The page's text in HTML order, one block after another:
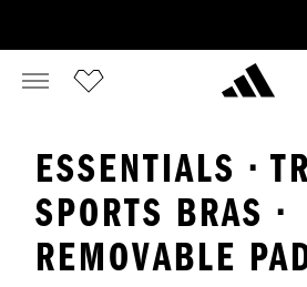
ESSENTIALS ·
SPORTS BRAS ·
REMOVABLE